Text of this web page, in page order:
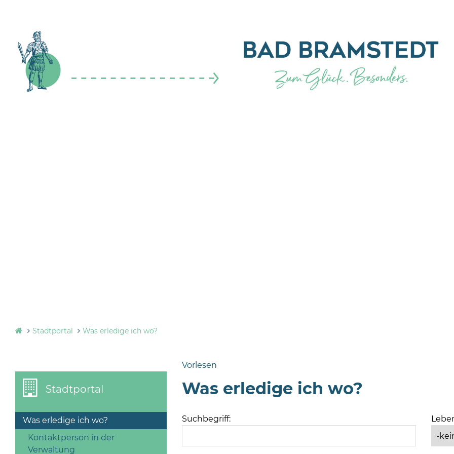
Stadtportal Was erledige ich wo?
Vorlesen
Stadtportal
Was erledige ich wo?
Kontaktperson in der
Verwaltung
Was erledige ich wo?
Suchbegriff: